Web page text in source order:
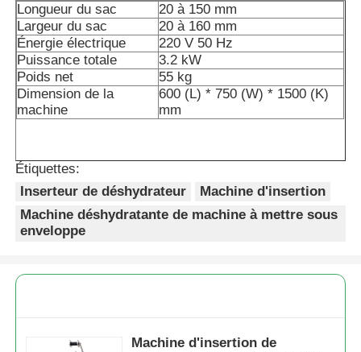
Longueur du sac
20 à 150 mm
Largeur du sac
20 à 160 mm
Énergie électrique
220 V 50 Hz
Puissance totale
3.2 kW
Poids net
55 kg
Dimension de la
machine
600 (L) * 750 (W) * 1500 (K)
mm
Étiquettes:
Inserteur de déshydrateur
Machine d'insertion
Machine déshydratante de machine à mettre sous
enveloppe
Machine d'insertion de